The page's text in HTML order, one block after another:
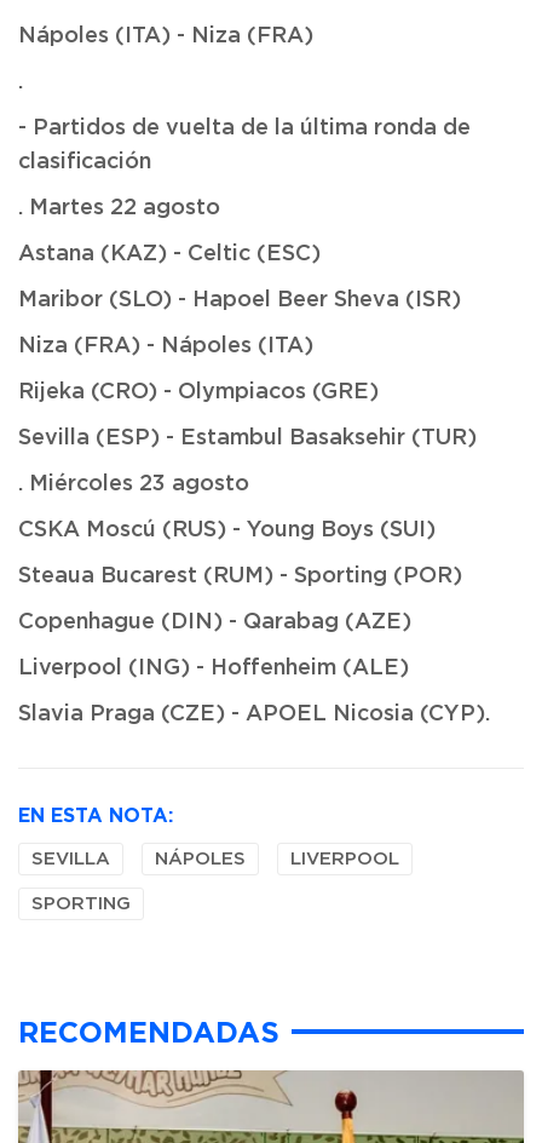
Nápoles (ITA) - Niza (FRA)
.
- Partidos de vuelta de la última ronda de
clasificación
. Martes 22 agosto
Astana (KAZ) - Celtic (ESC)
Maribor (SLO) - Hapoel Beer Sheva (ISR)
Niza (FRA) - Nápoles (ITA)
Rijeka (CRO) - Olympiacos (GRE)
Sevilla (ESP) - Estambul Basaksehir (TUR)
. Miércoles 23 agosto
CSKA Moscú (RUS) - Young Boys (SUI)
Steaua Bucarest (RUM) - Sporting (POR)
Copenhague (DIN) - Qarabag (AZE)
Liverpool (ING) - Hoffenheim (ALE)
Slavia Praga (CZE) - APOEL Nicosia (CYP).
EN ESTA NOTA:
SEVILLA NÁPOLES LIVERPOOL
SPORTING
RECOMENDADAS